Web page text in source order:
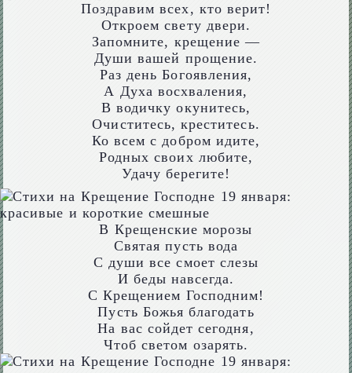
Поздравим всех, кто верит!
Откроем свету двери.
Запомните, крещение —
Души вашей прощение.
Раз день Богоявления,
А Духа восхваления,
В водичку окунитесь,
Очиститесь, креститесь.
Ко всем с добром идите,
Родных своих любите,
Удачу берегите!
В Крещенские морозы
Святая пусть вода
С души все смоет слезы
И беды навсегда.
С Крещением Господним!
Пусть Божья благодать
На вас сойдет сегодня,
Чтоб светом озарять.